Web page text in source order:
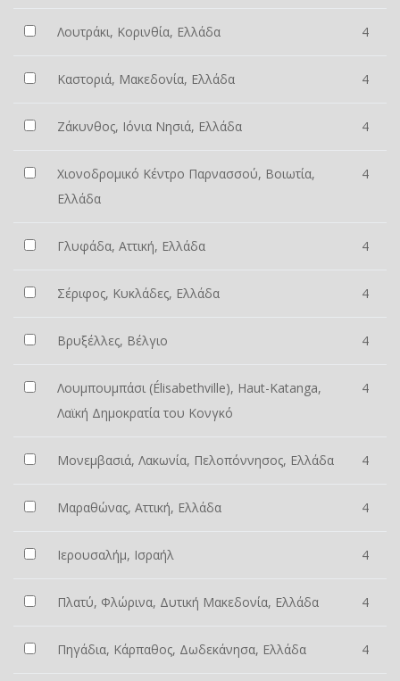
Λουτράκι, Κορινθία, Ελλάδα 4
Καστοριά, Μακεδονία, Ελλάδα 4
Ζάκυνθος, Ιόνια Νησιά, Ελλάδα 4
Χιονοδρομικό Κέντρο Παρνασσού, Βοιωτία,
Ελλάδα
4
Γλυφάδα, Αττική, Ελλάδα 4
Σέριφος, Κυκλάδες, Ελλάδα 4
Βρυξέλλες, Βέλγιο 4
Λουμπουμπάσι (Élisabethville), Haut-Katanga,
Λαϊκή Δημοκρατία του Κονγκό
4
Μονεμβασιά, Λακωνία, Πελοπόννησος, Ελλάδα 4
Μαραθώνας, Αττική, Ελλάδα 4
Ιερουσαλήμ, Ισραήλ 4
Πλατύ, Φλώρινα, Δυτική Μακεδονία, Ελλάδα 4
Πηγάδια, Κάρπαθος, Δωδεκάνησα, Ελλάδα 4